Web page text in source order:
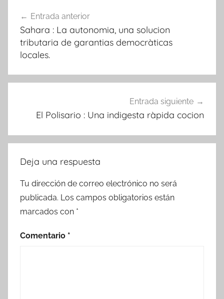
de
entradas
Entrada anterior
Sahara : La autonomia, una solucion
tributaria de garantias democràticas
locales.
Entrada siguiente
El Polisario : Una indigesta ràpida cocion
Deja una respuesta
Tu dirección de correo electrónico no será
publicada. Los campos obligatorios están
marcados con *
Comentario *